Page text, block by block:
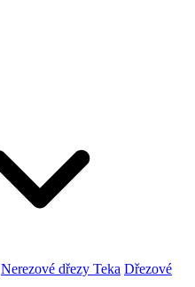
Nerezové dřezy Teka Dřezové